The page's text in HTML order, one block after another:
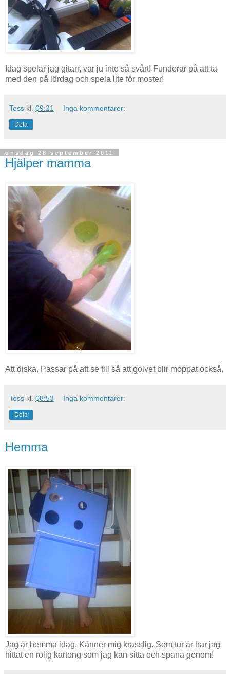
Idag spelar jag gitarr, var ju inte så svårt! Funderar på att ta
med den på lördag och spela lite för moster!
Tess kl. 09:21 Inga kommentarer:
Dela
onsdag 28 september 2011
Hjälper mamma
Att diska. Passar på att se till så att golvet blir moppat också.
Tess kl. 08:53 Inga kommentarer:
Dela
Hemma
Jag är hemma idag. Känner mig krasslig. Som tur är har jag
hittat en rolig kartong som jag kan sitta och spana genom!